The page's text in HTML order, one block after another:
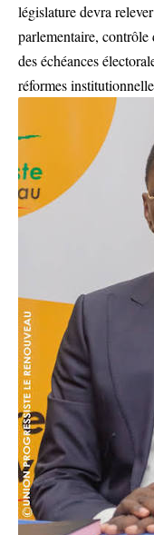
législature devra
parlementaire, contrôle
des échéances
réformes